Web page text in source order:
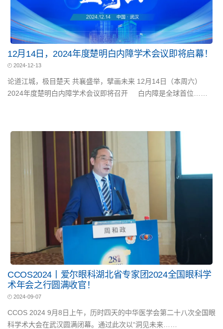
12月14日，2024年度楚明白内障学术会议即将启幕！
2024-12-13
论道江城，极目楚天 共襄盛举，擘画未来 12月14日（本周六）
2024年度楚明白内障学术会议即将召开 白内障是全球首位……
CCOS2024丨爱尔眼科湖北省专家团2024全国眼科学
术年会之行圆满收官！
2024-09-07
CCOS 2024 9月8日上午，历时四天的中华医学会第二十八次全国眼
科学术大会在武汉圆满闭幕。通过此次以“洞见未来……